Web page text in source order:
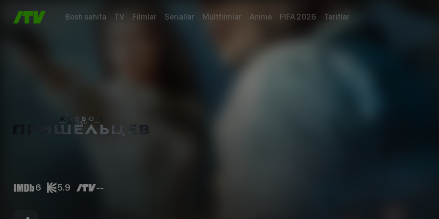
Bosh sahifa TV Filmlar Seriallar Multfilmlar Anime FIFA 2026 Tariflar
6 5.9 --